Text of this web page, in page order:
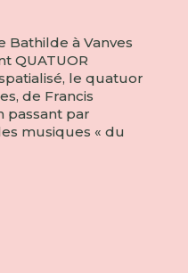
Bathilde à Vanves
QUATUOR
le quatuor
de Francis
passant par
musiques « du